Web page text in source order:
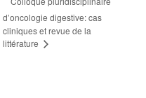
d’oncologie digestive: cas
cliniques et revue de la
littérature